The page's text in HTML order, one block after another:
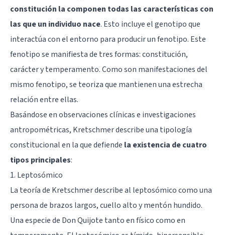
constitución la componen todas las características con
las que un individuo nace. Esto incluye el genotipo que
interactúa con el entorno para producir un fenotipo. Este
fenotipo se manifiesta de tres formas: constitución,
carácter y temperamento. Como son manifestaciones del
mismo fenotipo, se teoriza que mantienen una estrecha
relación entre ellas.
Basándose en observaciones clínicas e investigaciones
antropométricas, Kretschmer describe una tipología
constitucional en la que defiende la existencia de cuatro
tipos principales:
1. Leptosómico
La teoría de Kretschmer describe al leptosómico como una
persona de brazos largos, cuello alto y mentón hundido.
Una especie de Don Quijote tanto en físico como en